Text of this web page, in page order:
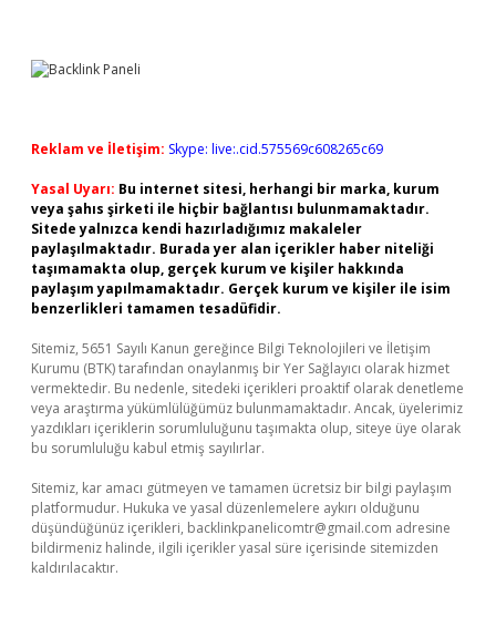
Reklam ve İletişim: Skype: live:.cid.575569c608265c69
Yasal Uyarı: Bu internet sitesi, herhangi bir marka, kurum
veya şahıs şirketi ile hiçbir bağlantısı bulunmamaktadır.
Sitede yalnızca kendi hazırladığımız makaleler
paylaşılmaktadır. Burada yer alan içerikler haber niteliği
taşımamakta olup, gerçek kurum ve kişiler hakkında
paylaşım yapılmamaktadır. Gerçek kurum ve kişiler ile isim
benzerlikleri tamamen tesadüfidir.
Sitemiz, 5651 Sayılı Kanun gereğince Bilgi Teknolojileri ve İletişim
Kurumu (BTK) tarafından onaylanmış bir Yer Sağlayıcı olarak hizmet
vermektedir. Bu nedenle, sitedeki içerikleri proaktif olarak denetleme
veya araştırma yükümlülüğümüz bulunmamaktadır. Ancak, üyelerimiz
yazdıkları içeriklerin sorumluluğunu taşımakta olup, siteye üye olarak
bu sorumluluğu kabul etmiş sayılırlar.
Sitemiz, kar amacı gütmeyen ve tamamen ücretsiz bir bilgi paylaşım
platformudur. Hukuka ve yasal düzenlemelere aykırı olduğunu
düşündüğünüz içerikleri, backlinkpanelicomtr@gmail.com adresine
bildirmeniz halinde, ilgili içerikler yasal süre içerisinde sitemizden
kaldırılacaktır.